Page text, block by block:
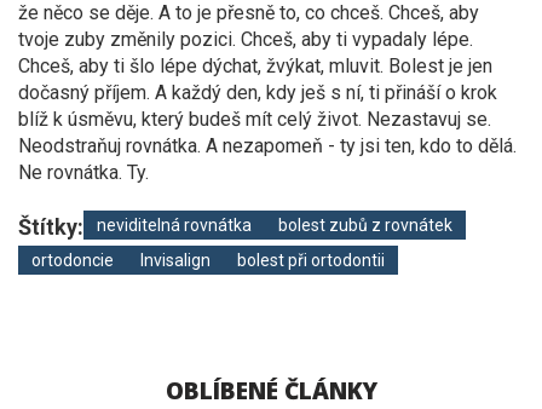
že něco se děje. A to je přesně to, co chceš. Chceš, aby
tvoje zuby změnily pozici. Chceš, aby ti vypadaly lépe.
Chceš, aby ti šlo lépe dýchat, žvýkat, mluvit. Bolest je jen
dočasný příjem. A každý den, kdy ješ s ní, ti přináší o krok
blíž k úsměvu, který budeš mít celý život. Nezastavuj se.
Neodstraňuj rovnátka. A nezapomeň - ty jsi ten, kdo to dělá.
Ne rovnátka. Ty.
Štítky: neviditelná rovnátka
bolest zubů z rovnátek
ortodoncie
Invisalign bolest při ortodontii
OBLÍBENÉ ČLÁNKY